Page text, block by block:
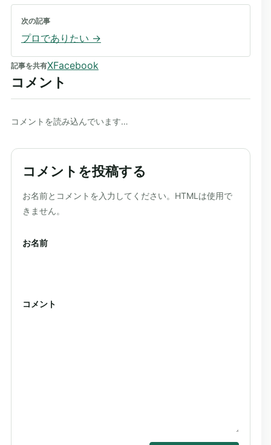
次の記事
プロでありたい →
記事を共有XFacebook
コメント
コメントを読み込んでいます…
コメントを投稿する
お名前とコメントを入力してください。HTMLは使用で
きません。
お名前
コメント
ウェブサイト